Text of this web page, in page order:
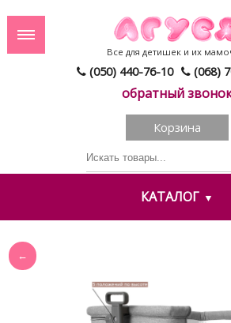
(050) 440-76-10 (068)
обратный
Все для детишек и их
Корзина
КАТАЛОГ